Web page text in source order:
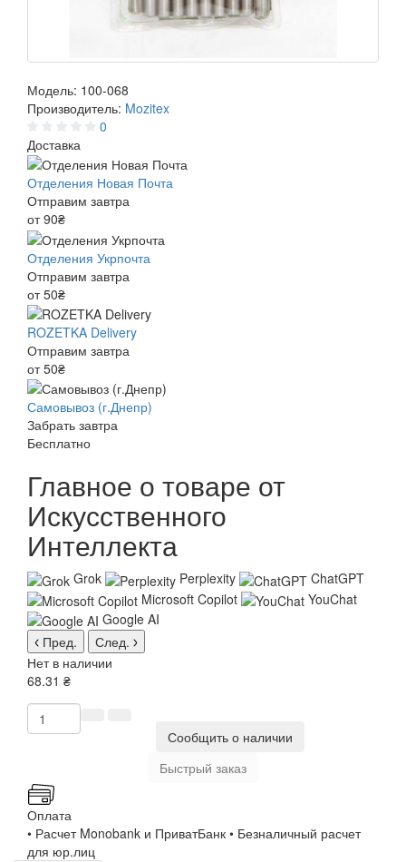
Модель: 100-068
Производитель: Mozitex
0
Доставка
Отделения Новая Почта
Отправим завтра
от 90₴
Отделения Укрпочта
Отправим завтра
от 50₴
ROZETKA Delivery
Отправим завтра
от 50₴
Самовывоз (г.Днепр)
Забрать завтра
Бесплатно
Главное о товаре от
Искусственного
Интеллекта
Grok Perplexity
ChatGPT
Microsoft Copilot
YouChat
Google AI
Пред.
След.
Нет в наличии
68.31 ₴
Сообщить о наличии
Быстрый заказ
Оплата
• Расчет Monobank и ПриватБанк • Безналичный расчет
для юр.лиц